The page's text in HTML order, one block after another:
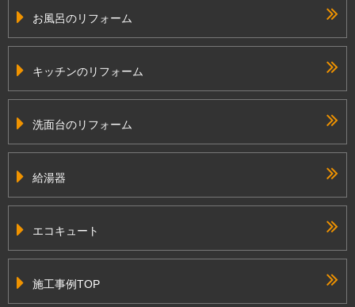
お風呂のリフォーム
キッチンのリフォーム
洗面台のリフォーム
給湯器
エコキュート
施工事例TOP